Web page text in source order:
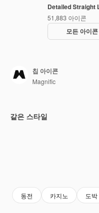
Detailed Straight
51,883 아이콘
모든 아이
칩 아이콘
Magnific
같은 스타일
동전 카지노 도박